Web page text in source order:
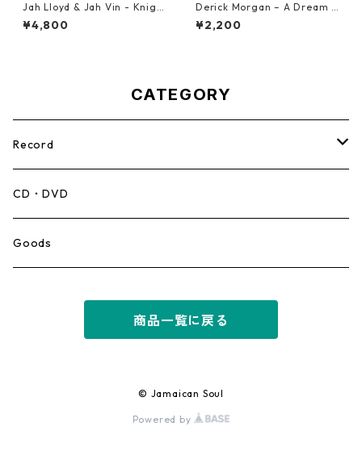
Jah Lloyd & Jah Vin - Knigh
t Of The Round Table【7-21
908】
¥4,800
Derick Morgan – A Dream T
o Remember【7-21824】
¥2,200
CATEGORY
Record
Mento,Calypso,Ballad
Ska
CD・DVD
Goods
商品一覧に戻る
© Jamaican Soul
Powered by